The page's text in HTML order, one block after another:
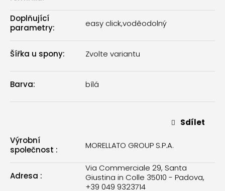
Doplňující
parametry: easy click,voděodolný
Šířka u spony: Zvolte variantu
Barva: bílá
Sdílet
Výrobní
společnost : MORELLATO GROUP S.P.A.
Adresa :
Via Commerciale 29, Santa
Giustina in Colle 35010 - Padova,
+39 049 9323714